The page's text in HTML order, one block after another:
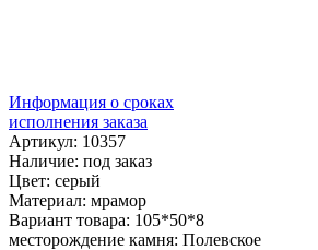
Информация о сроках
исполнения заказа
Артикул: 10357
Наличие: под заказ
Цвет: серый
Материал: мрамор
Вариант товара: 105*50*8
месторождение камня: Полевское